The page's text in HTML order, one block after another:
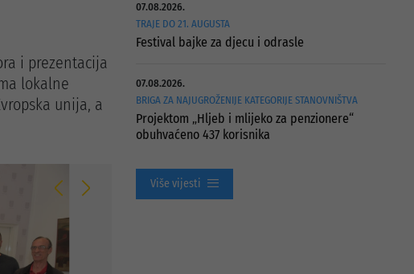
i prezentacija
lokalne
unija, a
07.08.2026.
TRAJE DO 21. AUGUSTA
Festival bajke za djecu i odrasle
07.08.2026.
BRIGA ZA NAJUGROŽENIJE KATEGORIJE STANOVNIŠTVA
Projektom „Hljeb i mlijeko za penzionere“
obuhvaćeno 437 korisnika
Više vijesti